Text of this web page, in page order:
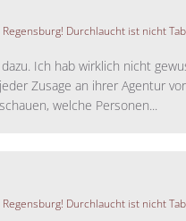
Durchlaucht ist nicht
Ich hab wirklich nicht
Zusage an ihrer Agentur
welche Personen...
Durchlaucht ist nicht